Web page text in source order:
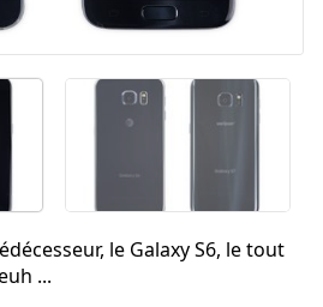
le Galaxy S6, le tout
...